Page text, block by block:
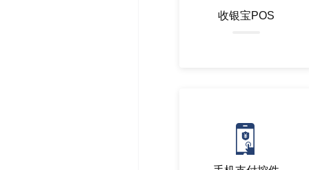
收银宝POS